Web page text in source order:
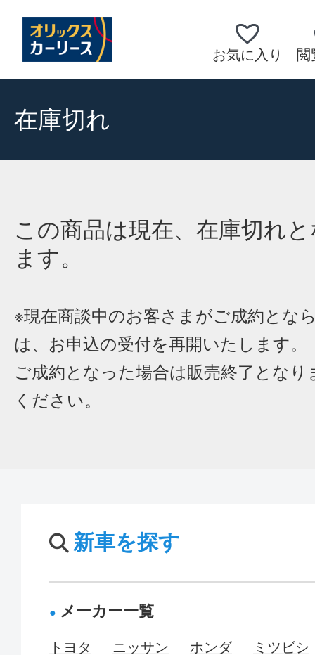
お気に入り 閲
在庫切れ
この商品は現在、在庫切れ
ます。
※現在商談中のお客さまがご成約とな
は、お申込の受付を再開いたします。
ご成約となった場合は販売終了となり
ください。
新車を探す
メーカー一覧
トヨタ ニッサン ホンダ
ミツビシ